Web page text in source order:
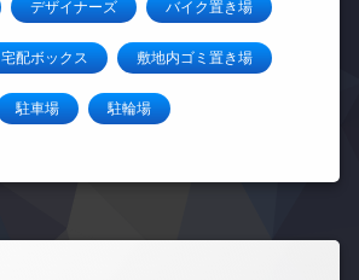
デザイナーズ バイク置き場
宅配ボックス 敷地内ゴミ置き場
駐車場 駐輪場